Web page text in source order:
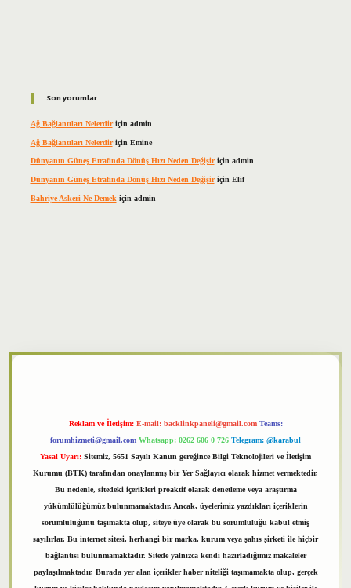
Son yorumlar
Ağ Bağlantıları Nelerdiriçin admin
Ağ Bağlantıları Nelerdiriçin Emine
Dünyanın Güneş Etrafında Dönüş Hızı Neden Değişiriçin admin
Dünyanın Güneş Etrafında Dönüş Hızı Neden Değişiriçin Elif
Bahriye Askeri Ne Demek için admin
Reklam ve İletişim: E-mail: backlinkpaneli@gmail.com Teams:
forumhizmeti@gmail.com Whatsapp: 0262 606 0 726 Telegram: @karabul
Yasal Uyarı: Sitemiz, 5651 Sayılı Kanun gereğince Bilgi Teknolojileri ve İletişim
Kurumu (BTK) tarafından onaylanmış bir Yer Sağlayıcı olarak hizmet vermektedir.
Bu nedenle, sitedeki içerikleri proaktif olarak denetleme veya araştırma
yükümlülüğümüz bulunmamaktadır. Ancak, üyelerimiz yazdıkları içeriklerin
sorumluluğunu taşımakta olup, siteye üye olarak bu sorumluluğu kabul etmiş
sayılırlar. Bu internet sitesi, herhangi bir marka, kurum veya şahıs şirketi ile hiçbir
bağlantısı bulunmamaktadır. Sitede yalnızca kendi hazırladığımız makaleler
paylaşılmaktadır. Burada yer alan içerikler haber niteliği taşımamakta olup, gerçek